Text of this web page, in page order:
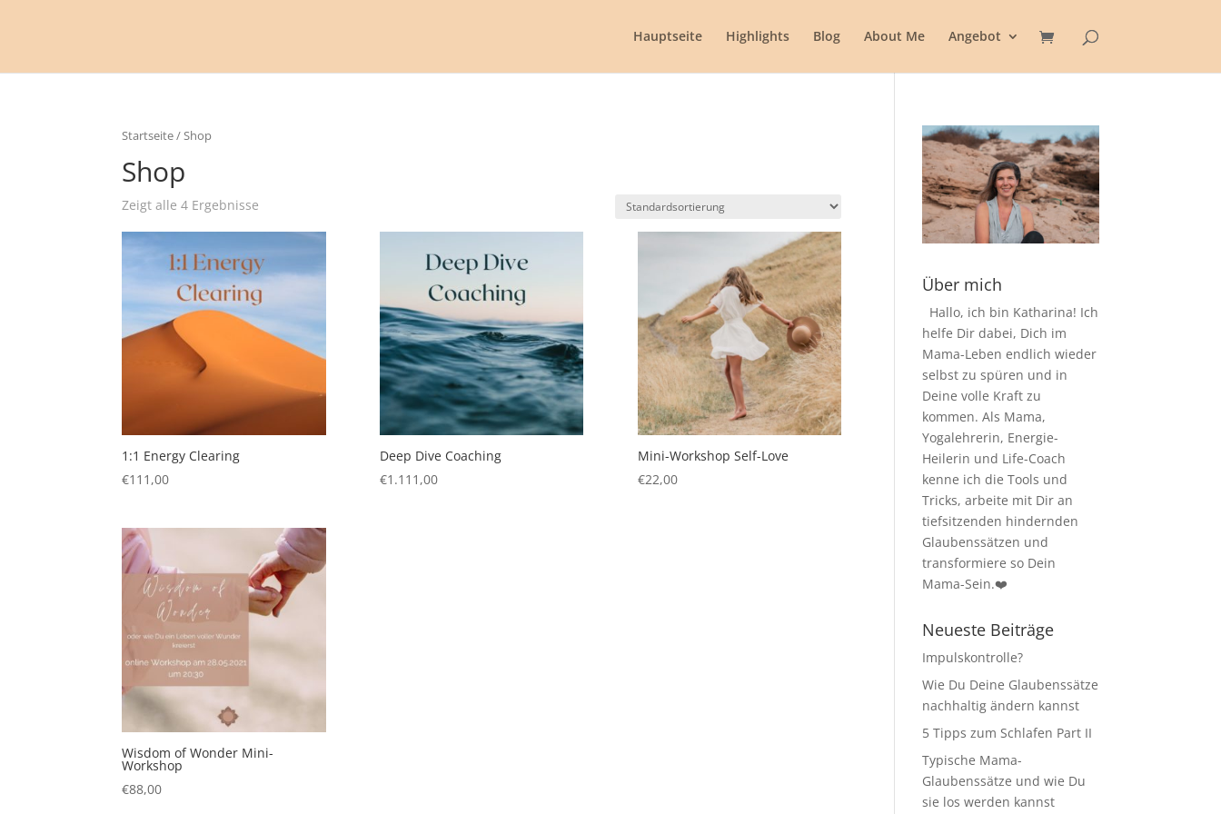
Hauptseite Highlights Blog About Me Angebot
Startseite/ Shop
Shop
Zeigt alle 4 Ergebnisse
1:1 Energy Clearing
€111,00
Deep Dive Coaching
€1.111,00
Mini-Workshop Self-Love
€22,00
Wisdom of Wonder Mini-
Workshop
€88,00
Über mich
Hallo, ich bin Katharina! Ich
helfe Dir dabei, Dich im
Mama-Leben endlich wieder
selbst zu spüren und in
Deine volle Kraft zu
kommen. Als Mama,
Yogalehrerin, Energie-
Heilerin und Life-Coach
kenne ich die Tools und
Tricks, arbeite mit Dir an
tiefsitzenden hindernden
Glaubenssätzen und
transformiere so Dein
Mama-Sein.❤️
Neueste Beiträge
Impulskontrolle?
Wie Du Deine Glaubenssätze
nachhaltig ändern kannst
5 Tipps zum Schlafen Part II
Typische Mama-
Glaubenssätze und wie Du
sie los werden kannst